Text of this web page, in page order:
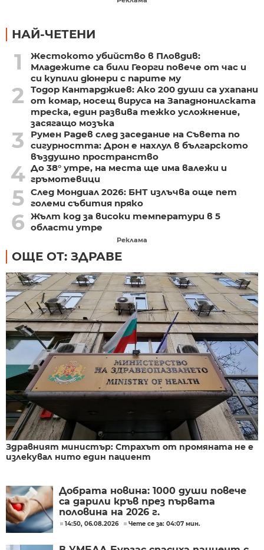
НАЙ-ЧЕТЕНИ
1
Жестокото убийство в Пловдив:
Младежите са били Георги повече от час и
си купили дюнери с парите му
2
Тодор Кантарджиев: Ако 200 души са ухапани
от комар, носещ вируса на Западнонилската
треска, един развива тежко усложнение,
засягащо мозъка
3
Румен Радев след заседание на Съвета по
сигурността: Дрон е нахлул в българското
въздушно пространство
4 До 38° утре, на места ще има валежи и
гръмотевици
5 След Мондиал 2026: БНТ излъчва още пет
големи събития пряко
6 Жълт код за високи температури в 5
области утре
Реклама
ОЩЕ ОТ: ЗДРАВЕ
Здравният министър: Страхът от промяната не е
излекувал нито един пациент
Добрата новина: 1000 души повече
са дарили кръв през първата
половина на 2026 г.
14:50, 06.08.2026 Чете се за: 04:07 мин.